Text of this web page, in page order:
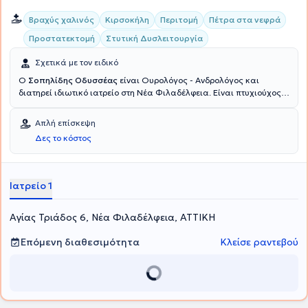
Βραχύς χαλινός Κιρσοκήλη Περιτομή
Πέτρα στα νεφρά
Προστατεκτομή
Στυτική Δυσλειτουργία
Σχετικά με τον ειδικό
Ο Σοπηλίδης Οδυσσέας είναι Ουρολόγος - Ανδρολόγος και
διατηρεί ιδιωτικό ιατρείο στη Νέα Φιλαδέλφεια. Είναι πτυχιούχος
ειδικεύτηκε στην Ουρολογία στη Β' Πανεπιστημιακή Κλινική του
Γενικού Νοσοκομείου Αττικής "Σισμανόγλειο" και ολοκλήρωσε την
μετεκπαίδευση του στο Λονδίνο. Το ερευνητικό του ενδιαφέρον
εστιάζεται στη Λαπαρασκοπική Χειρουργική, στην Ενουρολογία και
Ελληνικής Ουρολογικής Εταιρείας.
Απλή επίσκεψη
Δες το κόστος
Ιατρείο 1
Αγίας Τριάδος 6, Νέα Φιλαδέλφεια, ΑΤΤΙΚΗ
Επόμενη διαθεσιμότητα
Κλείσε ραντεβού